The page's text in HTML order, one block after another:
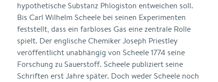
hypothetische Substanz Phlogiston entweichen soll.
Bis Carl Wilhelm Scheele bei seinen Experimenten
feststellt, dass ein farbloses Gas eine zentrale Rolle
spielt. Der englische Chemiker Joseph Priestley
veröffentlicht unabhängig von Scheele 1774 seine
Forschung zu Sauerstoff. Scheele publiziert seine
Schriften erst Jahre später. Doch weder Scheele noch